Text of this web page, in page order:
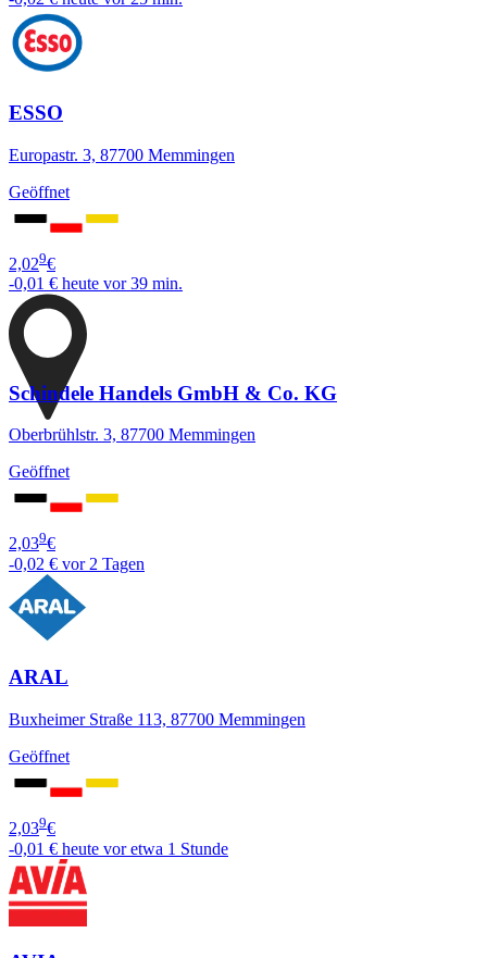
ESSO
Europastr. 3, 87700 Memmingen
Geöffnet
2,029€
-0,01 € heute vor 39 min.
Schindele Handels GmbH & Co. KG
Oberbrühlstr. 3, 87700 Memmingen
Geöffnet
2,039€
-0,02 € vor 2 Tagen
ARAL
Buxheimer Straße 113, 87700 Memmingen
Geöffnet
2,039€
-0,01 € heute vor etwa 1 Stunde